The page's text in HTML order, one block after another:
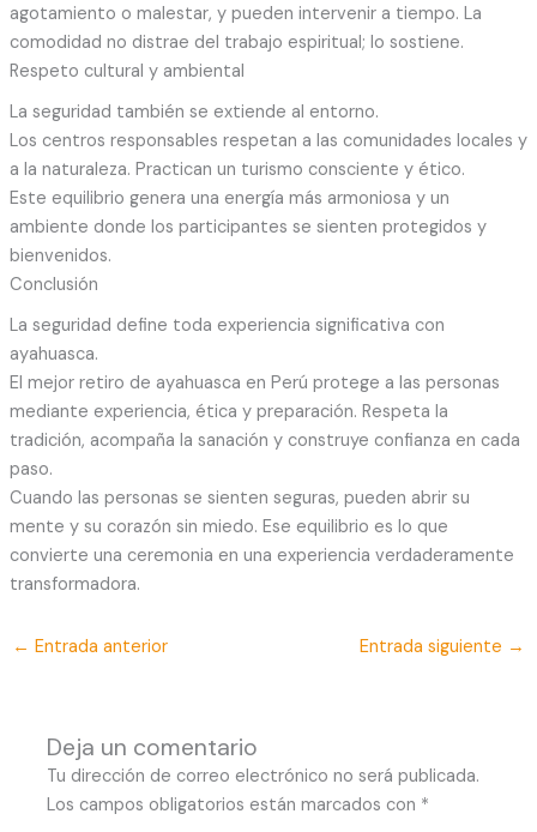
agotamiento o malestar, y pueden intervenir a tiempo. La
comodidad no distrae del trabajo espiritual; lo sostiene.
Respeto cultural y ambiental
La seguridad también se extiende al entorno.
Los centros responsables respetan a las comunidades locales y
a la naturaleza. Practican un turismo consciente y ético.
Este equilibrio genera una energía más armoniosa y un
ambiente donde los participantes se sienten protegidos y
bienvenidos.
Conclusión
La seguridad define toda experiencia significativa con
ayahuasca.
El mejor retiro de ayahuasca en Perú protege a las personas
mediante experiencia, ética y preparación. Respeta la
tradición, acompaña la sanación y construye confianza en cada
paso.
Cuando las personas se sienten seguras, pueden abrir su
mente y su corazón sin miedo. Ese equilibrio es lo que
convierte una ceremonia en una experiencia verdaderamente
transformadora.
← Entrada anterior Entrada siguiente →
Deja un comentario
Tu dirección de correo electrónico no será publicada.
Los campos obligatorios están marcados con *